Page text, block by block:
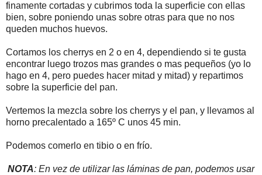
finamente cortadas y cubrimos toda la superficie con ellas
bien, sobre poniendo unas sobre otras para que no nos
queden muchos huevos.
Cortamos los cherrys en 2 o en 4, dependiendo si te gusta
encontrar luego trozos mas grandes o mas pequeños (yo lo
hago en 4, pero puedes hacer mitad y mitad) y repartimos
sobre la superficie del pan.
Vertemos la mezcla sobre los cherrys y el pan, y llevamos al
horno precalentado a 165º C unos 45 min.
Podemos comerlo en tibio o en frío.
NOTA: En vez de utilizar las láminas de pan, podemos usar